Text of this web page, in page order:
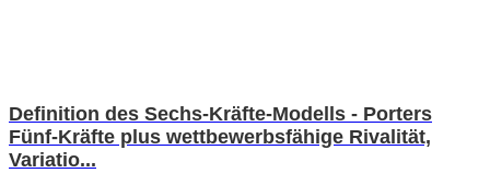
Definition des Sechs-Kräfte-Modells - Porters
Fünf-Kräfte plus wettbewerbsfähige Rivalität,
Variatio...